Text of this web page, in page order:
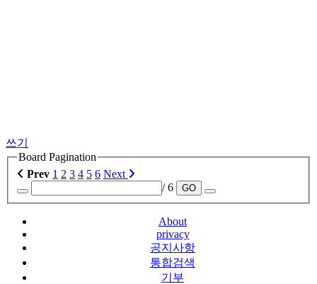
쓰기
Board Pagination
Prev 1 2 3 4 5 6 Next
/ 6
GO
About
privacy
공지사항
통합검색
기부